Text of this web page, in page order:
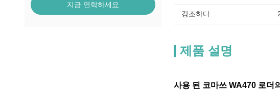
지금 연락하세요
강조하다:
제품 설명
사용 된 코마쓰 WA470 로더